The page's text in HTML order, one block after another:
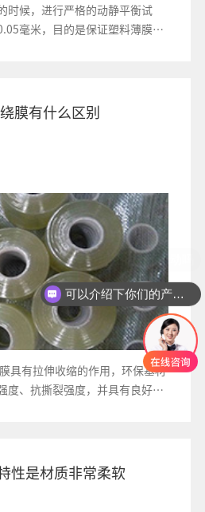
时候，进行严格的动静平衡试
毫米，目的是保证塑料薄膜平
膜有什么区别
具有拉伸收缩的作用，环保基材
度、抗撕裂强度，并具有良好的
性是材质非常柔软
可以介绍下你们的产品么